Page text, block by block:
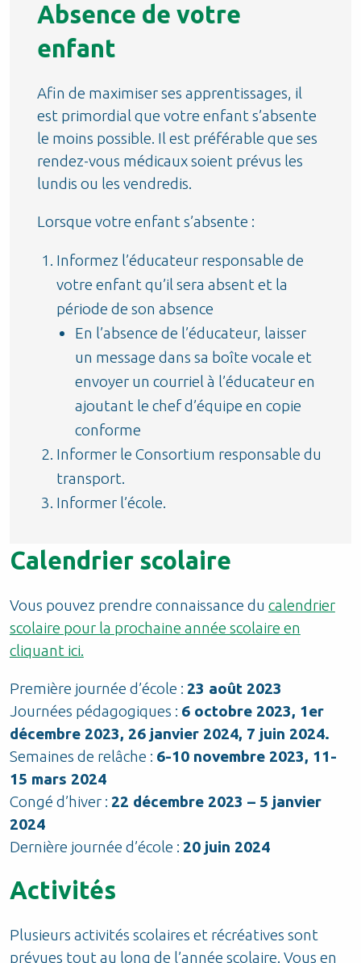
Absence de votre
enfant
Afin de maximiser ses apprentissages, il
est primordial que votre enfant s’absente
le moins possible. Il est préférable que ses
rendez-vous médicaux soient prévus les
lundis ou les vendredis.
Lorsque votre enfant s’absente :
Informez l’éducateur responsable de
votre enfant qu’il sera absent et la
période de son absence
En l’absence de l’éducateur, laisser
un message dans sa boîte vocale et
envoyer un courriel à l’éducateur en
ajoutant le chef d’équipe en copie
conforme
Informer le Consortium responsable du
transport.
Informer l’école.
Calendrier scolaire
Vous pouvez prendre connaissance du calendrier
scolaire pour la prochaine année scolaire en
cliquant ici.
Première journée d’école : 23 août 2023
Journées pédagogiques : 6 octobre 2023, 1er
décembre 2023, 26 janvier 2024, 7 juin 2024.
Semaines de relâche : 6-10 novembre 2023, 11-
15 mars 2024
Congé d’hiver : 22 décembre 2023 – 5 janvier
2024
Dernière journée d’école : 20 juin 2024
Activités
Plusieurs activités scolaires et récréatives sont
prévues tout au long de l’année scolaire. Vous en